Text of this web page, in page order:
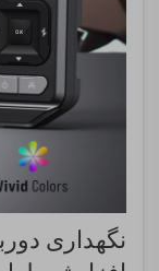
نگهداری